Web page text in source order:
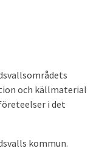
och källmaterial
i det
kommun.